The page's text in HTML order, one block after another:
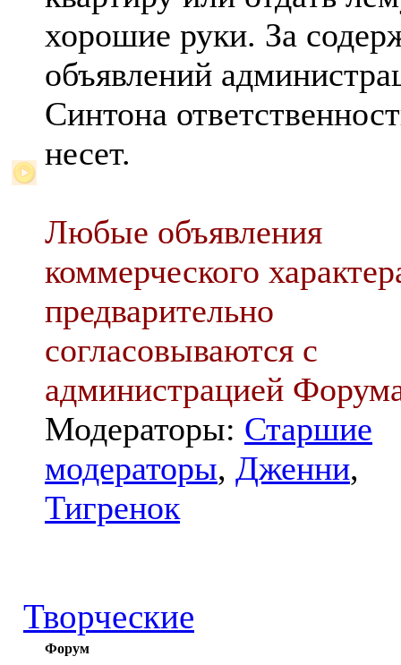
хорошие руки. За
объявлений
Синтона
несет.
Любые объявления
коммерческого
предварительно
согласовываются с
администрацией
Модераторы: Старшие
модераторы, Дженни,
Тигренок
Творческие
Форум